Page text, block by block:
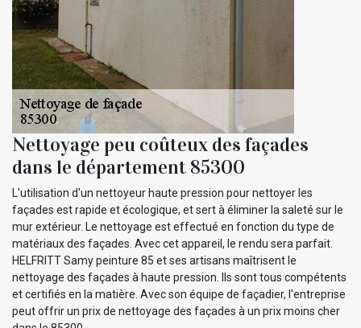
Nettoyage peu coûteux des façades
dans le département 85300
L'utilisation d'un nettoyeur haute pression pour nettoyer les
façades est rapide et écologique, et sert à éliminer la saleté sur le
mur extérieur. Le nettoyage est effectué en fonction du type de
matériaux des façades. Avec cet appareil, le rendu sera parfait.
HELFRITT Samy peinture 85 et ses artisans maîtrisent le
nettoyage des façades à haute pression. Ils sont tous compétents
et certifiés en la matière. Avec son équipe de façadier, l'entreprise
peut offrir un prix de nettoyage des façades à un prix moins cher